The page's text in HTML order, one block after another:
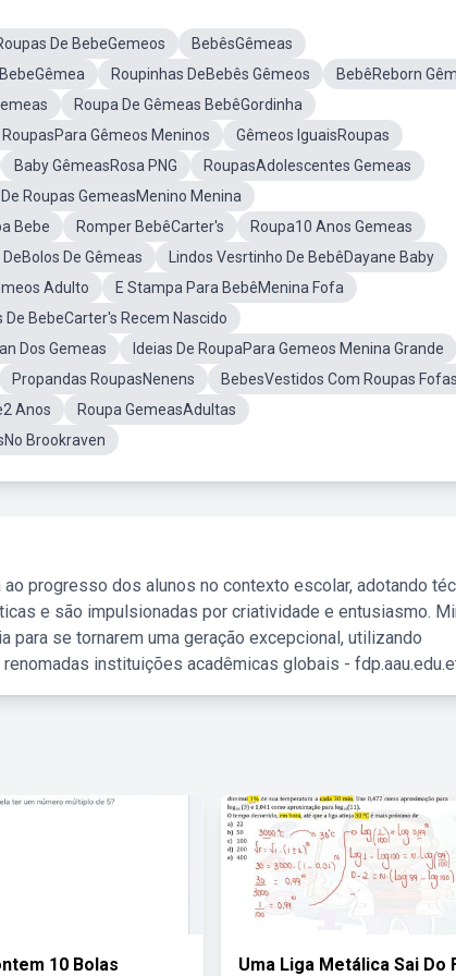
De BebeGemeos
BebêsGêmeas
Roupinhas DeBebês Gêmeos
BebêReborn
Roupa De Gêmeas BebêGordinha
RoupasPara Gêmeos Meninos
Gêmeos IguaisRoupas
Baby GêmeasRosa PNG
RoupasAdolescentes Gemeas
De Roupas GemeasMenino Menina
Bebe Romper BebêCarter's
Roupa10 Anos Gemeas
DeBolos De Gêmeas
Lindos Vesrtinho De BebêDayane Baby
Adulto
E Stampa Para BebêMenina Fofa
De BebeCarter's Recem Nascido
Dos Gemeas
Ideias De RoupaPara Gemeos Menina Grande
Propandas RoupasNenens
BebesVestidos Com Roupas Fofas
Anos
Roupa GemeasAdultas
Brookraven
progresso dos alunos no contexto escolar, adotando
e são impulsionadas por criatividade e entusiasmo.
para se tornarem uma geração excepcional, utilizando
instituições acadêmicas globais -
10 Bolas Uma Liga Metálica Sai Do